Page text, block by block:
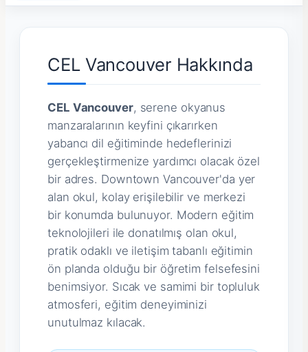
CEL Vancouver Hakkında
CEL Vancouver, serene okyanus
manzaralarının keyfini çıkarırken
yabancı dil eğitiminde hedeflerinizi
gerçekleştirmenize yardımcı olacak özel
bir adres. Downtown Vancouver'da yer
alan okul, kolay erişilebilir ve merkezi
bir konumda bulunuyor. Modern eğitim
teknolojileri ile donatılmış olan okul,
pratik odaklı ve iletişim tabanlı eğitimin
ön planda olduğu bir öğretim felsefesini
benimsiyor. Sıcak ve samimi bir topluluk
atmosferi, eğitim deneyiminizi
unutulmaz kılacak.